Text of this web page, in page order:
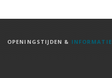
OPENINGSTIJDEN & INFORMATIE